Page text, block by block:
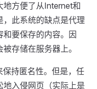
地方便了从Internet和
此系统的缺点是代理
要保存的内容。因
存储在服务器上。
持匿名性。但是，任
入侵网页（实际上是